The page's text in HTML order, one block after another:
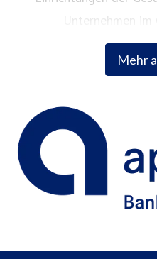
Mehr
Unternehmen im